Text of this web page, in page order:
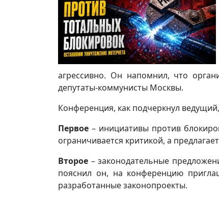
агрессивно. Он напомнил, что
депутаты-коммунисты Москвы.
Конференция, как подчеркнул
Первое – инициативы против
ограничивается критикой, а
Второе – законодательные
пояснил он, на конференцию
разработанные законопроекты.